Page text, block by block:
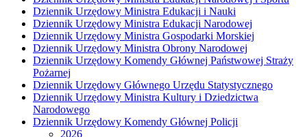
Dziennik Urzędowy Ministra Edukacji i Nauki
Dziennik Urzędowy Ministra Edukacji Narodowej
Dziennik Urzędowy Ministra Gospodarki Morskiej
Dziennik Urzędowy Ministra Obrony Narodowej
Dziennik Urzędowy Komendy Głównej Państwowej Straży
Pożarnej
Dziennik Urzędowy Głównego Urzędu Statystycznego
Dziennik Urzędowy Ministra Kultury i Dziedzictwa
Narodowego
Dziennik Urzędowy Komendy Głównej Policji
2026